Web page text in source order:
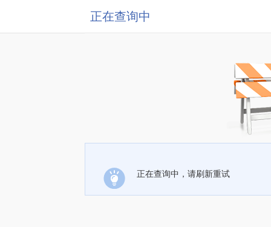
正在查询中
正在查询中，请刷新重试